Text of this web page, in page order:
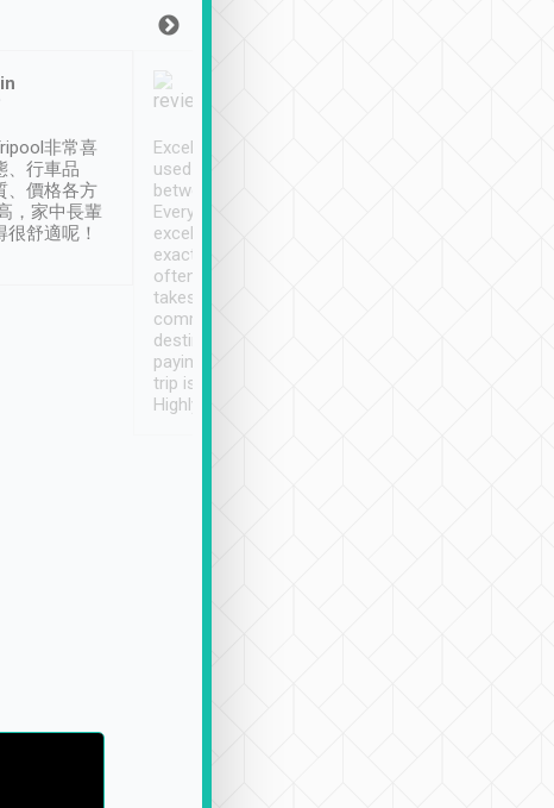
非常喜
、行車品
、價格各方
，家中長輩
舒適呢！
Excellent service. We have
used Tripool to travel
between cities in Taiwan.
Every driver has been
excellent and arrives
exactly on time. As there is
often limited English it
takes the difficulty out of
communicating the
destination details and
paying online prior to the
trip is very convenient.
Highly recommended